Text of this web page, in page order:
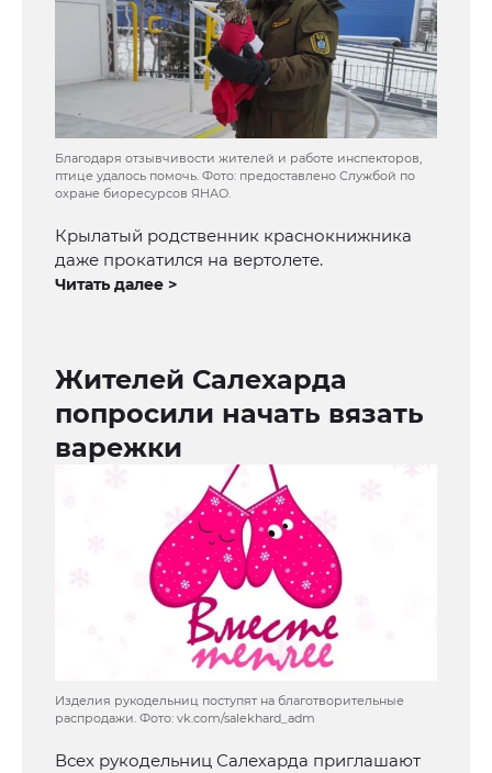
Благодаря отзывчивости жителей и работе инспекторов,
птице удалось помочь. Фото: предоставлено Службой по
охране биоресурсов ЯНАО.
Крылатый родственник краснокнижника
даже прокатился на вертолете.
Читать далее >
Жителей Салехарда
попросили начать вязать
варежки
Изделия рукодельниц поступят на благотворительные
распродажи. Фото: vk.com/salekhard_adm
Всех рукодельниц Салехарда приглашают